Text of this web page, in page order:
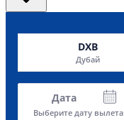
DXB
Дубай
Дата
Выберите дату вылета